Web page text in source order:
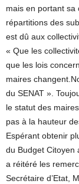
mais en portant sa
répartitions des
est dû aux
« Que les
que les lois
maires
du SENAT ».
le statut des
pas à la hauteur
Espérant obtenir
du Budget Citoyen
a réitéré les
Secrétaire d’Etat,